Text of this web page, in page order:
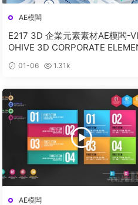
AE模闆
E217 3D 企業元素素材AE模闆-
OHIVE 3D CORPORATE
01-06 1.31k
AE模闆